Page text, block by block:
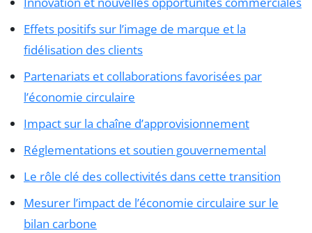
Effets positifs sur l’image de marque et la
fidélisation des clients
Partenariats et collaborations favorisées par
l’économie circulaire
Impact sur la chaîne d’approvisionnement
Réglementations et soutien gouvernemental
Le rôle clé des collectivités dans cette transition
Mesurer l’impact de l’économie circulaire sur le
bilan carbone